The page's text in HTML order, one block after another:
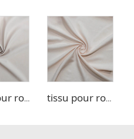
Tissu pour robe double tissage TR tissu pour robe 100 % Lyocell aspect lin